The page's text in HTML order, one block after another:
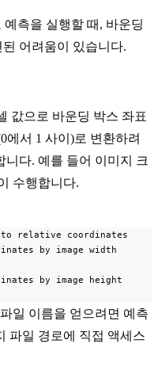
측을 실행할 때, 바운딩
어려움이 있습니다.
값으로 바운딩 박스 좌표
에서 1 사이)로 변환하려
니다. 예를 들어 이미지 크
수행합니다.
to relative coordinates
by image width
by image height
일 이름을 얻으려면 예측
파일 경로에 직접 액세스